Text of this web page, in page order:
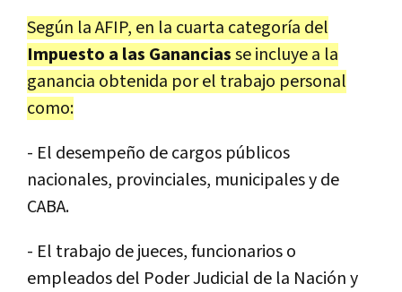
Según la AFIP, en la cuarta categoría del
Impuesto a las Gananciasse incluye a la
ganancia obtenida por el trabajo personal
como:
- El desempeño de cargos públicos
nacionales, provinciales, municipales y de
CABA.
- El trabajo de jueces, funcionarios o
empleados del Poder Judicial de la Nación y